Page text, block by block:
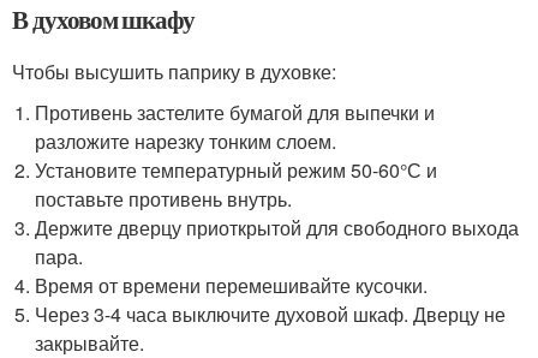
В духовом шкафу
Чтобы высушить паприку в духовке:
Противень застелите бумагой для выпечки и
разложите нарезку тонким слоем.
Установите температурный режим 50-60°С и
поставьте противень внутрь.
Держите дверцу приоткрытой для свободного выхода
пара.
Время от времени перемешивайте кусочки.
Через 3-4 часа выключите духовой шкаф. Дверцу не
закрывайте.